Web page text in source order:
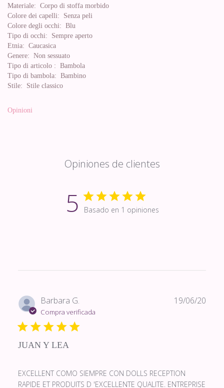
Materiale: Corpo di stoffa morbido
Colore dei capelli: Senza peli
Colore degli occhi: Blu
Tipo di occhi: Sempre aperto
Etnia: Caucasica
Genere: Non sessuato
Tipo di articolo : Bambola
Tipo di bambola: Bambino
Stile: Stile classico
Opinioni
Opiniones de clientes
5 Basado en 1 opiniones
Barbara G.
Compra verificada
JUAN Y LEA
EXCELLENT COMO SIEMPRE CON DOLLS RECEPTION
RAPIDE ET PRODUITS D 'EXCELLENTE QUALITE. ENTREPRISE
19/06/20